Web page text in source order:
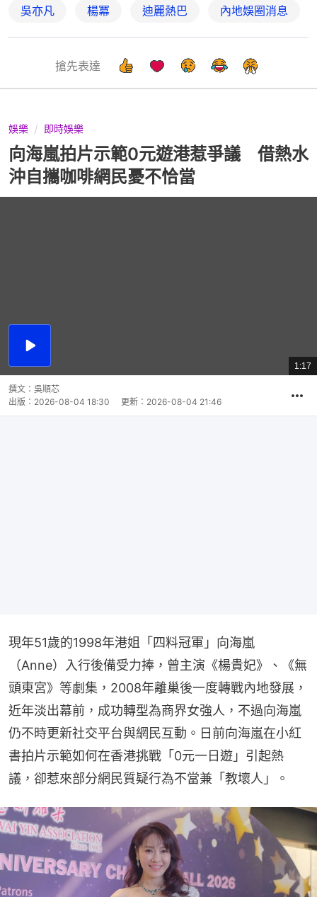
吳亦凡 楊冪 迪麗熱巴 內地娛圈消息
搶先表達
娛樂 即時娛樂
向海嵐拍片示範0元遊港惹爭議 借熱水
沖自攜咖啡網民憂不恰當
播
總
共
1:17
撰文： 吳順芯
出版： 2026-08-04 18:30 更新： 2026-08-04 21:46
現年51歲的1998年港姐「四料冠軍」向海嵐
（Anne）入行後備受力捧，曾主演《楊貴妃》、《無
頭東宮》等劇集，2008年離巢後一度轉戰內地發展，
近年淡出幕前，成功轉型為商界女強人，不過向海嵐
仍不時更新社交平台與網民互動。日前向海嵐在小紅
書拍片示範如何在香港挑戰「0元一日遊」引起熱
議，卻惹來部分網民質疑行為不當兼「教壞人」。